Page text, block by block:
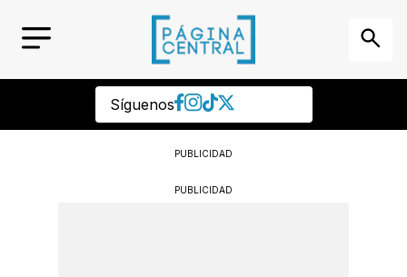
Síguenos
PUBLICIDAD
PUBLICIDAD